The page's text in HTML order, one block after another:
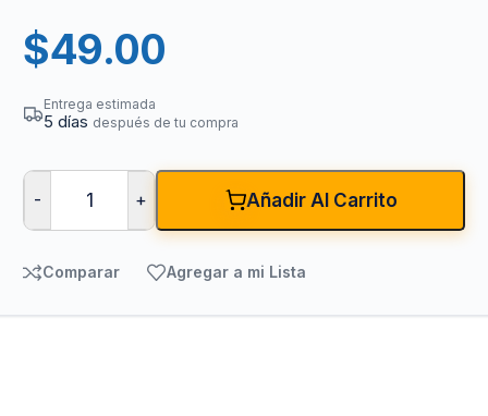
$49.00
Entrega estimada
5 días después de tu compra
- + Añadir Al Carrito
Comparar Agregar a mi Lista